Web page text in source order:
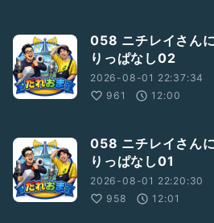
058 ニチレイさん
りっぱなし02
2026-08-01 22:37:34
961
12:00
058 ニチレイさん
りっぱなし01
2026-08-01 22:20:30
958
12:01